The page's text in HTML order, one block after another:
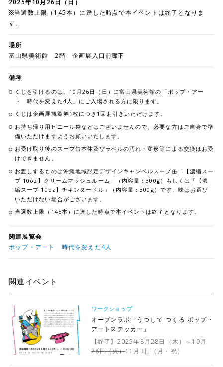
2025年10月26日（日）
※当選数上限（145本）に達した時点で本イベントは終了となりま
す。
場所
富山県美術館 2階 企画展入口前廊下
備考
くじを引けるのは、10月26日（日）に富山県美術館の「ポップ・アー
ト 時代を変えた4人」にご入場される方に限ります。
くじは企画展観覧券1枚につき1回お引きいただけます。
お持ち帰り用ビニール袋などはございませんので、必要な方はご自身で準
備いただけますようお願いいたします。
お受け取り後のスープ缶本体及びラベルの汚れ・変形等による交換はお受
けできません。
お渡しするものは沖縄地域限定デザインキャンベルスープ缶「【濃縮スー
プ 10oz】クリームマッシュルーム」（内容量：300g）もしくは「【濃
縮スープ 10oz】チキンヌードル」（内容量：300g）です。味はお選び
いただけない場合がございます。
当選数上限（145本）に達した時点で本イベントは終了となります。
関連展覧会
ポップ・アート 時代を変えた4人
関連イベント
ワークショップ
オープンラボ「うつして つくる ポップ・
アートステッカー」
【終了】2025年8月28日（木）～10月
28日（火）11月3日（月・祝）